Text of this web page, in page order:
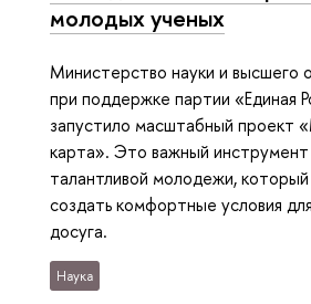
молодых ученых
Министерство науки и высшего
при поддержке партии «Единая
запустило масштабный проект
карта». Это важный
талантливой молодежи,
создать комфортные условия
досуга.
Наука